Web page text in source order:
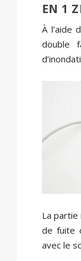
EN 1
À l’aide
double
La
de fuite
avec le